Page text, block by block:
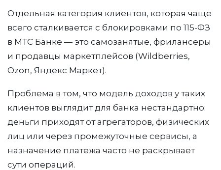
Отдельная категория клиентов, которая чаще
всего сталкивается с блокировками по 115-ФЗ
в МТС Банке — это самозанятые, фрилансеры
и продавцы маркетплейсов (Wildberries,
Ozon, Яндекс Маркет).
Проблема в том, что модель доходов у таких
клиентов выглядит для банка нестандартно:
деньги приходят от агрегаторов, физических
лиц или через промежуточные сервисы, а
назначение платежа часто не раскрывает
сути операций.